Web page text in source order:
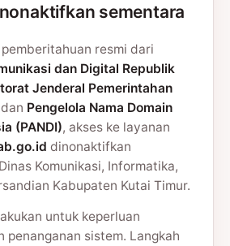
sementara
resmi dari
dan Digital Republik
Jenderal Pemerintahan
Pengelola Nama Domain
(PANDI), akses ke layanan
dinonaktifkan
Komunikasi, Informatika,
Kabupaten Kutai Timur.
untuk keperluan
penanganan sistem. Langkah